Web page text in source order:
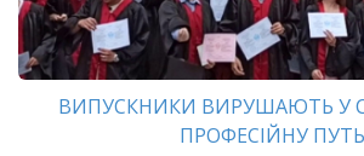
ВИПУСКНИКИ ВИРУШАЮТЬ У
ПРОФЕСІЙНУ ПУТЬ